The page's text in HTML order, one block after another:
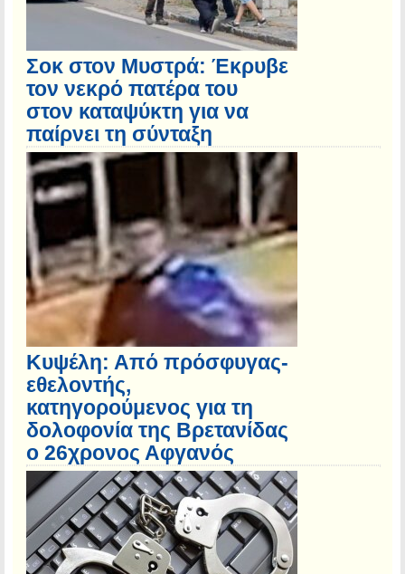
Σοκ στον Μυστρά: Έκρυβε
τον νεκρό πατέρα του
στον καταψύκτη για να
παίρνει τη σύνταξη
Κυψέλη: Από πρόσφυγας-
εθελοντής,
κατηγορούμενος για τη
δολοφονία της Βρετανίδας
ο 26χρονος Αφγανός